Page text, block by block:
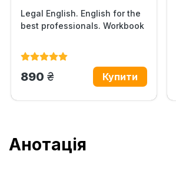
Legal English. English for the
best professionals. Workbook
890 грн.
Анотація